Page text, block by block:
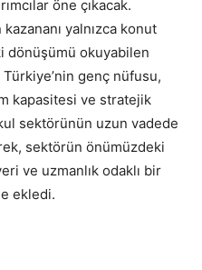
öne çıkacak.
yalnızca konut
dönüşümü okuyabilen
Türkiye’nin genç nüfusu,
kapasitesi ve stratejik
sektörünün uzun vadede
sektörün önümüzdeki
ve uzmanlık odaklı bir
ekledi.